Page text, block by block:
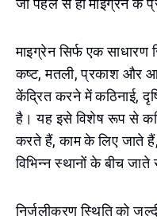
जो पहले से ही माइग्रेन के
माइग्रेन सिर्फ एक साधारण
कष्ट, मतली, प्रकाश और
केंद्रित करने में कठिनाई,
है। यह इसे विशेष रूप से
करते हैं, काम के लिए जाते हैं,
विभिन्न स्थानों के बीच जाते
निर्जलीकरण स्थिति को